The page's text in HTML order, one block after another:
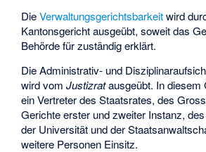
DieVerwaltungsgerichtsbarkeitwird
Kantonsgericht ausgeübt, soweit das
Behörde für zuständig erklärt.
Die Administrativ- und
wird vomJustizratausgeübt. In diesem
ein Vertreter des Staatsrates, des
Gerichte erster und zweiter Instanz,
der Universität und der
weitere Personen Einsitz.